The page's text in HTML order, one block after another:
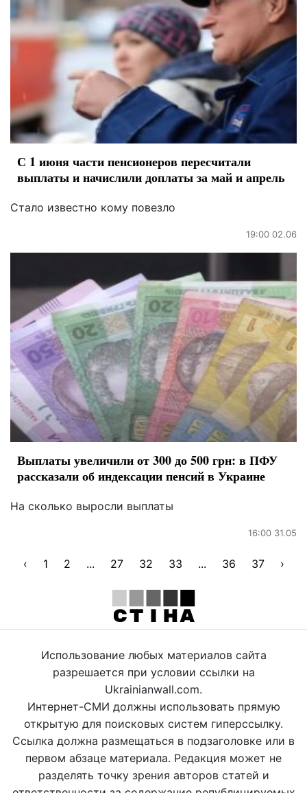
С 1 июня части пенсионеров пересчитали
выплаты и начислили доплаты за май и апрель
Стало известно кому повезло
19:00 02.06
Выплаты увеличили от 300 до 500 грн: в ПФУ
рассказали об индексации пенсий в Украине
На сколько выросли выплаты
16:00 31.05
‹ 1 2 ... 27 32 33 ... 36 37 ›
Использование любых материалов сайта
разрешается при условии ссылки на
Ukrainianwall.com.
Интернет-СМИ должны использовать прямую
открытую для поисковых систем гиперссылку.
Ссылка должна размещаться в подзаголовке или в
первом абзаце материала. Редакция может не
разделять точку зрения авторов статей и